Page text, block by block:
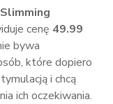
cenę 49.99
bywa
które dopiero
i chcą
ich oczekiwania.